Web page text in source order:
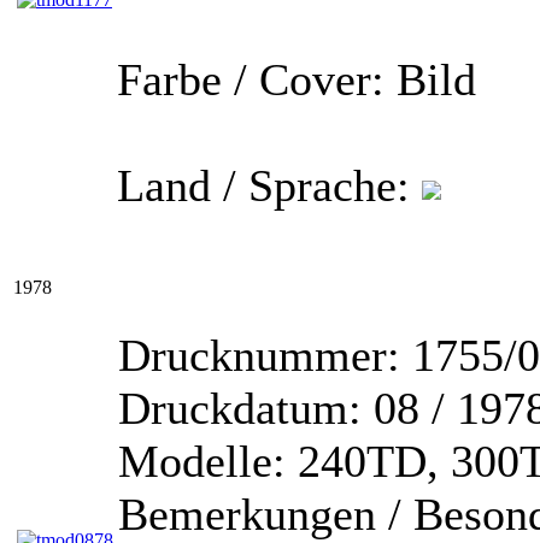
Farbe / Cover: Bild
Land / Sprache:
1978
Drucknummer: 1755/
Druckdatum: 08 /
Modelle: 240TD,
Bemerkungen /